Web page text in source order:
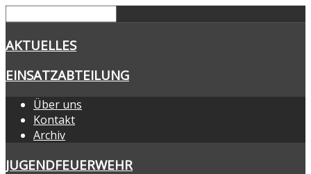
AKTUELLES
EINSATZABTEILUNG
Über uns
Kontakt
Archiv
JUGENDFEUERWEHR